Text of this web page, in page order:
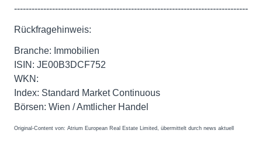
--------------------------------------------------------------------------------
Rückfragehinweis:
Branche: Immobilien
ISIN: JE00B3DCF752
WKN:
Index: Standard Market Continuous
Börsen: Wien / Amtlicher Handel
Original-Content von: Atrium European Real Estate Limited, übermittelt durch news aktuell